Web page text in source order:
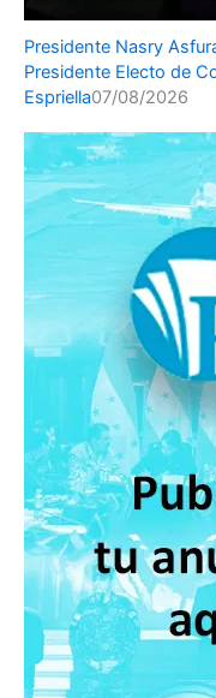
Presidente Nasry
Presidente Electo de
Espriella07/08/2026